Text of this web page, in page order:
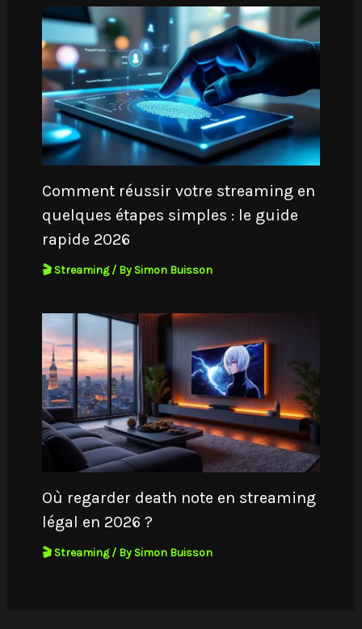
Comment réussir votre streaming en
quelques étapes simples : le guide
rapide 2026
🎬 Streaming/ By Simon Buisson
Où regarder death note en streaming
légal en 2026 ?
🎬 Streaming/ By Simon Buisson